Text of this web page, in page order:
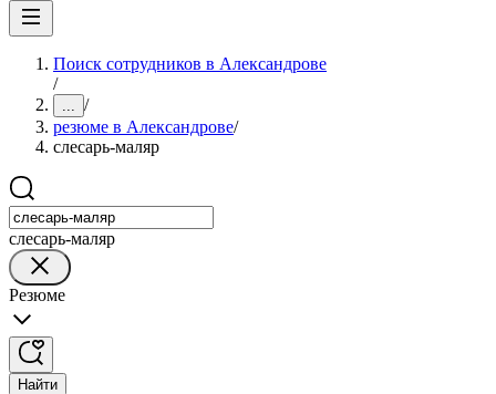
Поиск сотрудников в Александрове
/
... /
резюме в Александрове/
слесарь-маляр
слесарь-маляр
Резюме
Найти